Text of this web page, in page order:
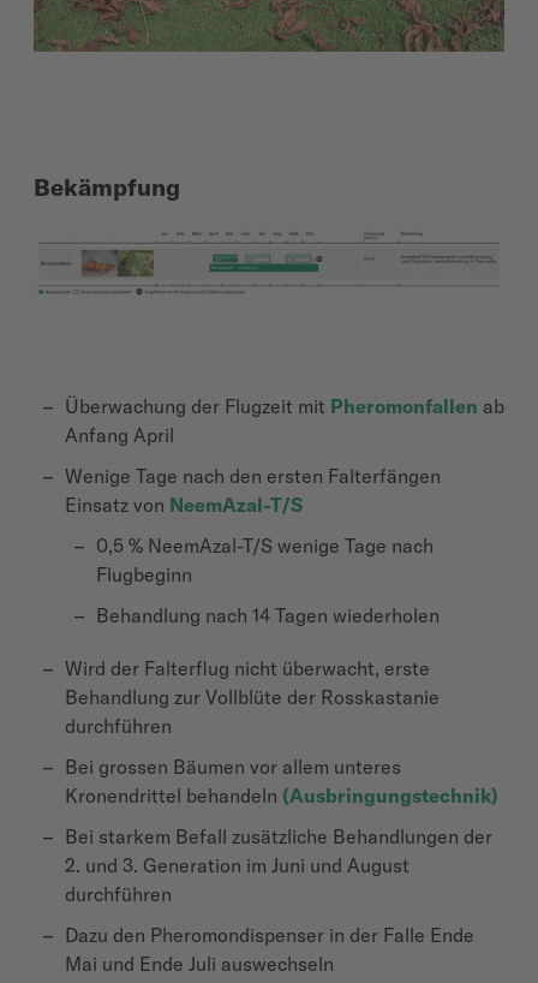
Bekämpfung
Überwachung der Flugzeit mit Pheromonfallen ab
Anfang April
Wenige Tage nach den ersten Falterfängen
Einsatz von NeemAzal-T/S
0,5 % NeemAzal-T/S wenige Tage nach
Flugbeginn
Behandlung nach 14 Tagen wiederholen
Wird der Falterflug nicht überwacht, erste
Behandlung zur Vollblüte der Rosskastanie
durchführen
Bei grossen Bäumen vor allem unteres
Kronendrittel behandeln (Ausbringungstechnik)
Bei starkem Befall zusätzliche Behandlungen der
2. und 3. Generation im Juni und August
durchführen
Dazu den Pheromondispenser in der Falle Ende
Mai und Ende Juli auswechseln